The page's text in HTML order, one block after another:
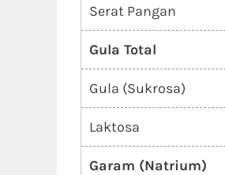
Serat Pangan
Gula Total
Gula (Sukrosa)
Laktosa
Garam (Natrium)